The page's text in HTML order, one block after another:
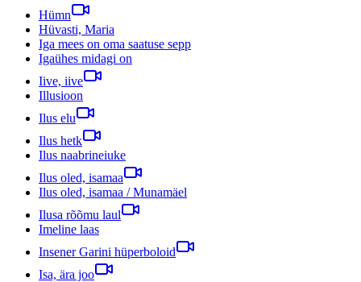
Hümn
Hüvasti, Maria
Iga mees on oma saatuse sepp
Igaühes midagi on
Iive, iive
Illusioon
Ilus elu
Ilus hetk
Ilus naabrineiuke
Ilus oled, isamaa
Ilus oled, isamaa / Munamäel
Ilusa rõõmu laul
Imeline laas
Insener Garini hüperboloid
Isa, ära joo